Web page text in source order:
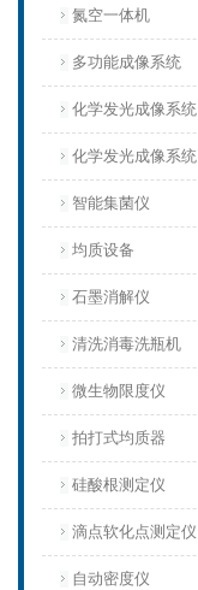
氮空一体机
多功能成像系统
化学发光成像系统
化学发光成像系统
智能集菌仪
均质设备‌
石墨消解仪
清洗消毒洗瓶机
微生物限度仪
拍打式均质器
硅酸根测定仪
滴点软化点测定仪
自动密度仪